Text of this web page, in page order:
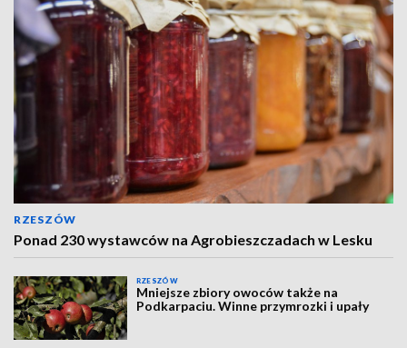
RZESZÓW
Ponad 230 wystawców na Agrobieszczadach w Lesku
RZESZÓW
Mniejsze zbiory owoców także na
Podkarpaciu. Winne przymrozki i upały